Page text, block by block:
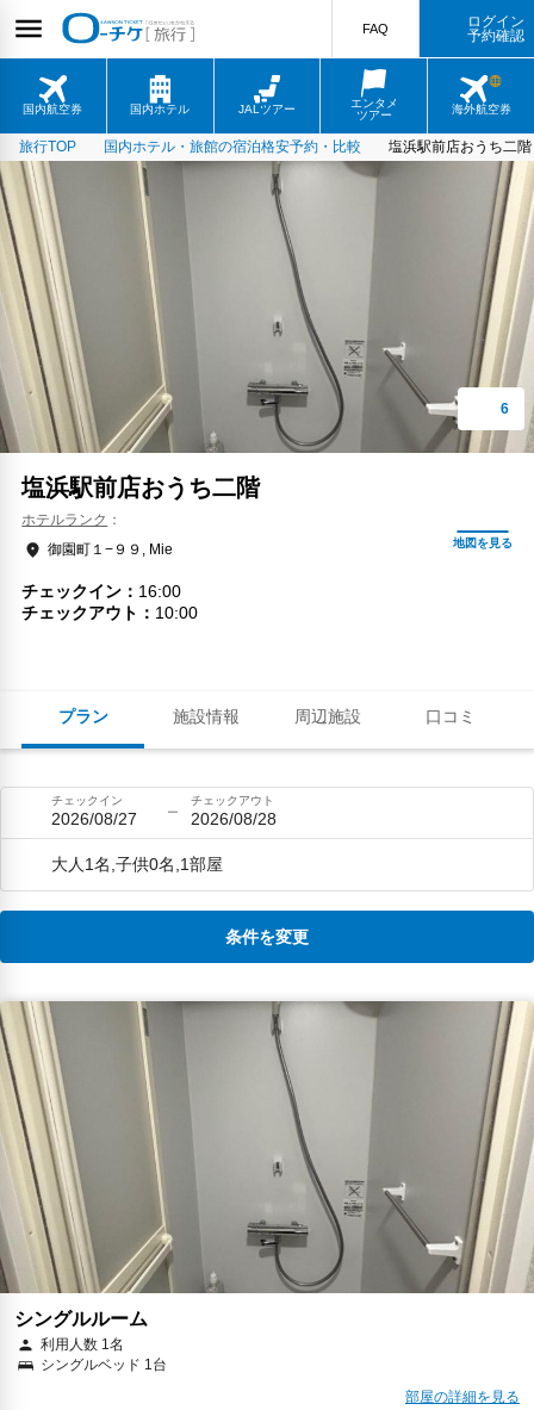
国内航空券 国内ホテル JALツアー
エンタメ
ツアー
海外航空券
FAQ
ログイン
予約確認
旅行TOP 国内ホテル・旅館の宿泊格安予約・比較 塩浜駅前店おうち二階
プラン 施設情報 周辺施設 口コミ
塩浜駅前店おうち二階
ホテルランク
御園町１−９９, Mie
チェックイン
16:00
チェックアウト
10:00
チェックイン
2026/08/27
チェックアウト
2026/08/28
大人1名,子供0名,1部屋
条件を変更
シングルルーム
利用人数 1名
シングルベッド 1台
部屋の詳細を見る